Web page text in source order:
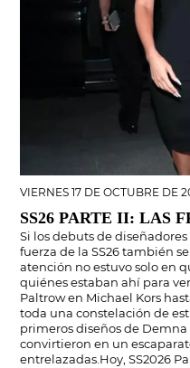
VIERNES 17 DE OCTUBRE DE
SS26 PARTE II: LAS
Si los debuts de
fuerza de la SS26 también
atención no estuvo solo en
quiénes estaban ahí para
Paltrow en Michael Kors
toda una constelación de
primeros diseños de Demna
convirtieron en un
entrelazadas.Hoy, SS2026